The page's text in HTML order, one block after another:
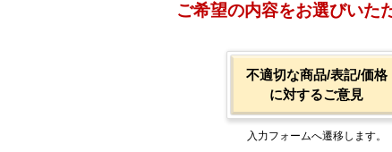
ご希望の内容をお選びいた
不適切な商品/表記/価格
に対するご意見
入力フォームへ遷移します。